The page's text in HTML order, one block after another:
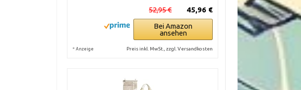
45,96 €
52,95 €
Bei Amazon
ansehen
* Anzeige Preis inkl. MwSt., zzgl. Versandkosten